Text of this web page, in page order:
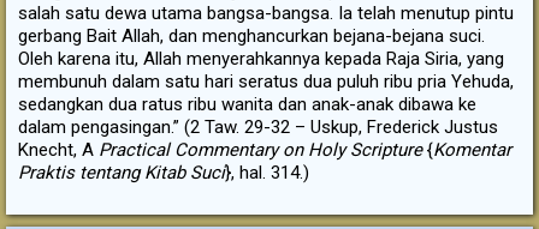
salah satu dewa utama bangsa-bangsa. Ia telah menutup pintu
gerbang Bait Allah, dan menghancurkan bejana-bejana suci.
Oleh karena itu, Allah menyerahkannya kepada Raja Siria, yang
membunuh dalam satu hari seratus dua puluh ribu pria Yehuda,
sedangkan dua ratus ribu wanita dan anak-anak dibawa ke
dalam pengasingan.” (2 Taw. 29-32 – Uskup, Frederick Justus
Knecht, A Practical Commentary on Holy Scripture{Komentar
Praktis tentang Kitab Suci}, hal. 314.)